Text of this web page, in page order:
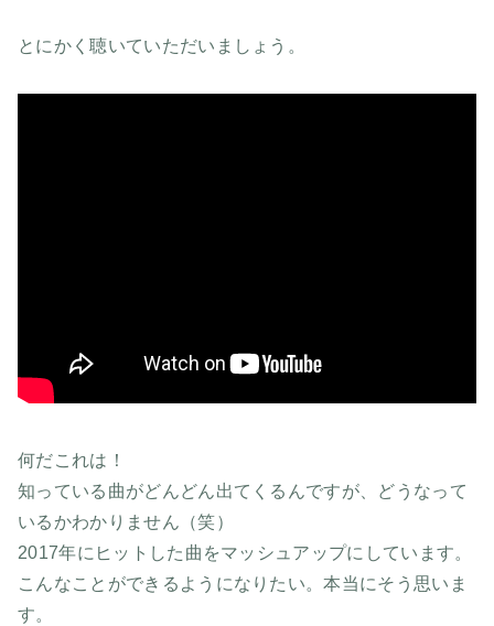
とにかく聴いていただいましょう。
何だこれは！
知っている曲がどんどん出てくるんですが、どうなって
いるかわかりません（笑）
2017年にヒットした曲をマッシュアップにしています。
こんなことができるようになりたい。本当にそう思いま
す。